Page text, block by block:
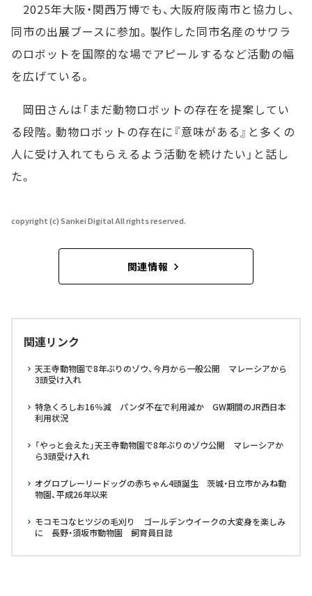
2025年大阪・関西万博でも、大阪府阪南市と協力し、
同市の出展ブースに参加。製作した同市名産のサワラ
のロボットを国際的な場でアピールするなど活動の幅
を広げている。
岡田さんは「まだ動物ロボットの存在を提案してい
る段階。動物ロボットの存在に『意味がある』と多くの
人に受け入れてもらえるよう活動を続けたい」と話し
た。
copyright (c) Sankei Digital All rights reserved.
関連情報
関連リンク
天王寺動物園で8年ぶりのゾウ、今月から一般公開 マレーシアから
3頭受け入れ
特急くろしお16％減 パンダ不在で利用減か GW期間のJR西日本
利用状況
「やっと会えた」天王寺動物園で8年ぶりのゾウ公開 マレーシアか
ら3頭受け入れ
オグロプレーリードッグの赤ちゃん4頭誕生 茨城・日立市かみね動
物園、平成26年以来
モコモコなヒツジの毛刈り ゴールデンウイークの大変身を楽しみ
に 長野・須坂市動物園 飼育員日誌